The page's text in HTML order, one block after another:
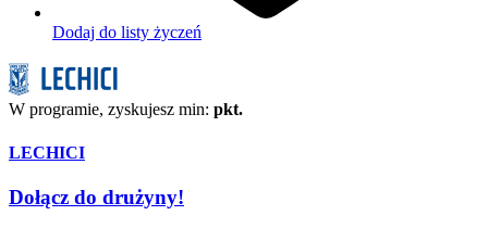
Dodaj do listy życzeń
W programie, zyskujesz min: pkt.
LECHICI
Dołącz do drużyny!